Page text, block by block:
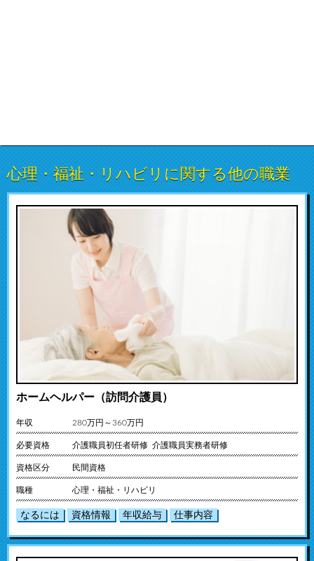
心理・福祉・リハビリに関する他の職業
ホームヘルパー（訪問介護員）
年収 280万円～360万円
必要資格 介護職員初任者研修 介護職員実務者研修
資格区分 民間資格
職種 心理・福祉・リハビリ
なるには 資格情報 年収給与 仕事内容